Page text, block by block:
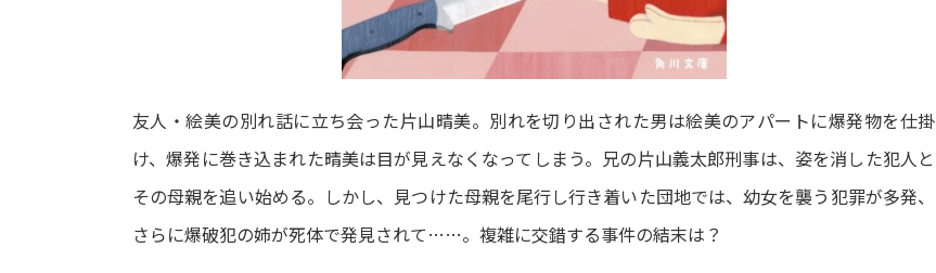
友人・絵美の別れ話に立ち会った片山晴美。別れを切り出された男は絵美のアパートに爆発物を仕掛
け、爆発に巻き込まれた晴美は目が見えなくなってしまう。兄の片山義太郎刑事は、姿を消した犯人と
その母親を追い始める。しかし、見つけた母親を尾行し行き着いた団地では、幼女を襲う犯罪が多発、
さらに爆破犯の姉が死体で発見されて……。複雑に交錯する事件の結末は？